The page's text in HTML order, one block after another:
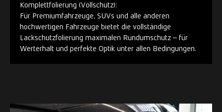
Komplettfolierung (Vollschutz):
Für Premiumfahrzeuge, SUVs und alle anderen
hochwertigen Fahrzeuge bietet die vollständige
Lackschutzfolierung maximalen Rundumschutz – für
Werterhalt und perfekte Optik unter allen Bedingungen.